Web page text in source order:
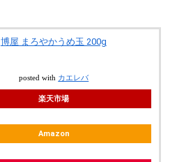
博屋 まろやかうめ玉 200g
posted with カエレバ
楽天市場
Amazon